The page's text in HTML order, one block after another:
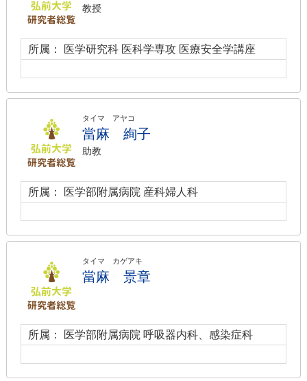
教授
所属： 医学研究科 医科学専攻 医療安全学講座
タイマ アヤコ
當麻 絢子
助教
所属： 医学部附属病院 産科婦人科
タイマ カゲアキ
當麻 景章
所属： 医学部附属病院 呼吸器内科、感染症科